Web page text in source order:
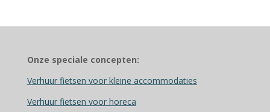
Onze speciale concepten:
Verhuur fietsen voor kleine accommodaties
Verhuur fietsen voor horeca